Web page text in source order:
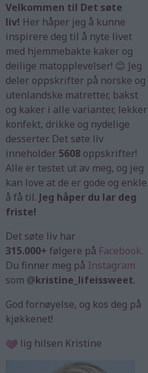
Velkommen til Det søte
liv! Her håper jeg å kunne
inspirere deg til å nyte livet
med hjemmebakte kaker og
deilige matopplevelser! 😊 Jeg
deler oppskrifter på norske og
utenlandske matretter, bakst
og kaker i alle varianter, lekker
konfekt, drikke og nydelige
desserter. Det søte liv
inneholder 5608 oppskrifter!
Alle er testet ut av meg, og jeg
kan love at de er gode og enkle
å få til. Jeg håper du lar deg
friste!
Det søte liv har
315.000+ følgere på Facebook.
Du finner meg på Instagram
som @kristine_lifeissweet.
God fornøyelse, og kos deg på
kjøkkenet!
lig hilsen Kristine